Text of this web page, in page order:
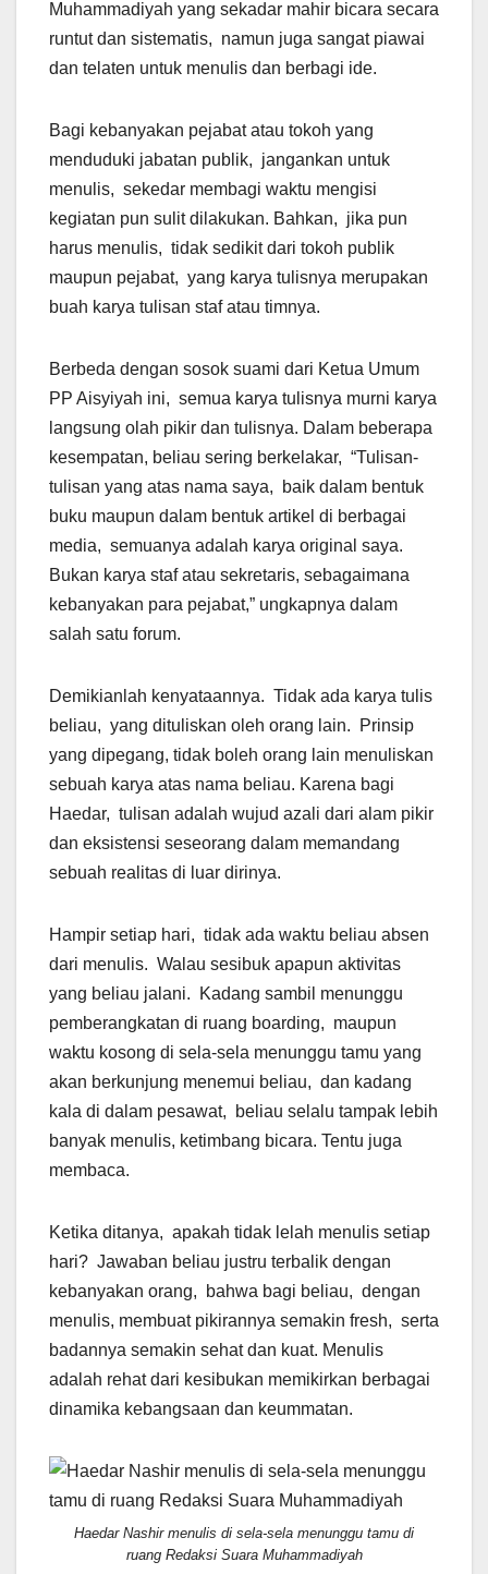
Muhammadiyah yang sekadar mahir bicara secara
runtut dan sistematis, namun juga sangat piawai
dan telaten untuk menulis dan berbagi ide.
Bagi kebanyakan pejabat atau tokoh yang
menduduki jabatan publik, jangankan untuk
menulis, sekedar membagi waktu mengisi
kegiatan pun sulit dilakukan. Bahkan, jika pun
harus menulis, tidak sedikit dari tokoh publik
maupun pejabat, yang karya tulisnya merupakan
buah karya tulisan staf atau timnya.
Berbeda dengan sosok suami dari Ketua Umum
PP Aisyiyah ini, semua karya tulisnya murni karya
langsung olah pikir dan tulisnya. Dalam beberapa
kesempatan, beliau sering berkelakar, “Tulisan-
tulisan yang atas nama saya, baik dalam bentuk
buku maupun dalam bentuk artikel di berbagai
media, semuanya adalah karya original saya.
Bukan karya staf atau sekretaris, sebagaimana
kebanyakan para pejabat,” ungkapnya dalam
salah satu forum.
Demikianlah kenyataannya. Tidak ada karya tulis
beliau, yang dituliskan oleh orang lain. Prinsip
yang dipegang, tidak boleh orang lain menuliskan
sebuah karya atas nama beliau. Karena bagi
Haedar, tulisan adalah wujud azali dari alam pikir
dan eksistensi seseorang dalam memandang
sebuah realitas di luar dirinya.
Hampir setiap hari, tidak ada waktu beliau absen
dari menulis. Walau sesibuk apapun aktivitas
yang beliau jalani. Kadang sambil menunggu
pemberangkatan di ruang boarding, maupun
waktu kosong di sela-sela menunggu tamu yang
akan berkunjung menemui beliau, dan kadang
kala di dalam pesawat, beliau selalu tampak lebih
banyak menulis, ketimbang bicara. Tentu juga
membaca.
Ketika ditanya, apakah tidak lelah menulis setiap
hari? Jawaban beliau justru terbalik dengan
kebanyakan orang, bahwa bagi beliau, dengan
menulis, membuat pikirannya semakin fresh, serta
badannya semakin sehat dan kuat. Menulis
adalah rehat dari kesibukan memikirkan berbagai
dinamika kebangsaan dan keummatan.
Haedar Nashir menulis di sela-sela menunggu tamu di
ruang Redaksi Suara Muhammadiyah